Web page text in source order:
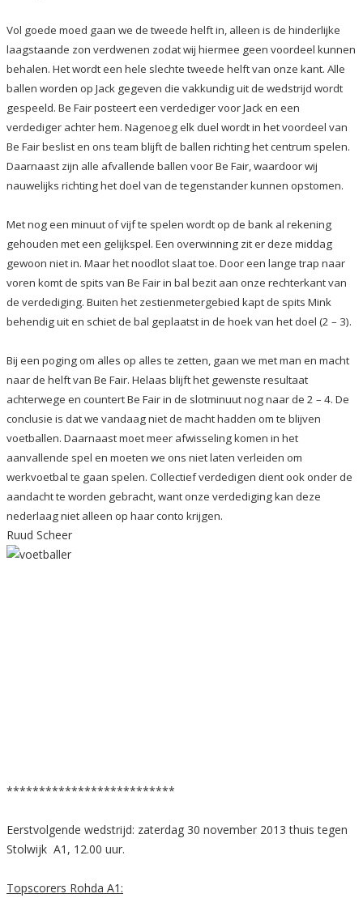
Vol goede moed gaan we de tweede helft in, alleen is de hinderlijke
laagstaande zon verdwenen zodat wij hiermee geen voordeel kunnen
behalen. Het wordt een hele slechte tweede helft van onze kant. Alle
ballen worden op Jack gegeven die vakkundig uit de wedstrijd wordt
gespeeld. Be Fair posteert een verdediger voor Jack en een
verdediger achter hem. Nagenoeg elk duel wordt in het voordeel van
Be Fair beslist en ons team blijft de ballen richting het centrum spelen.
Daarnaast zijn alle afvallende ballen voor Be Fair, waardoor wij
nauwelijks richting het doel van de tegenstander kunnen opstomen.
Met nog een minuut of vijf te spelen wordt op de bank al rekening
gehouden met een gelijkspel. Een overwinning zit er deze middag
gewoon niet in. Maar het noodlot slaat toe. Door een lange trap naar
voren komt de spits van Be Fair in bal bezit aan onze rechterkant van
de verdediging. Buiten het zestienmetergebied kapt de spits Mink
behendig uit en schiet de bal geplaatst in de hoek van het doel (2 – 3).
Bij een poging om alles op alles te zetten, gaan we met man en macht
naar de helft van Be Fair. Helaas blijft het gewenste resultaat
achterwege en countert Be Fair in de slotminuut nog naar de 2 – 4. De
conclusie is dat we vandaag niet de macht hadden om te blijven
voetballen. Daarnaast moet meer afwisseling komen in het
aanvallende spel en moeten we ons niet laten verleiden om
werkvoetbal te gaan spelen. Collectief verdedigen dient ook onder de
aandacht te worden gebracht, want onze verdediging kan deze
nederlaag niet alleen op haar conto krijgen.
Ruud Scheer
**************************
Eerstvolgende wedstrijd: zaterdag 30 november 2013 thuis tegen
Stolwijk A1, 12.00 uur.
Topscorers Rohda A1: